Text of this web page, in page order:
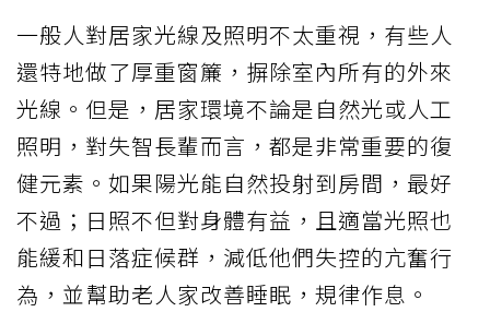
一般人對居家光線及照明不太重視，有些人
還特地做了厚重窗簾，摒除室內所有的外來
光線。但是，居家環境不論是自然光或人工
照明，對失智長輩而言，都是非常重要的復
健元素。如果陽光能自然投射到房間，最好
不過；日照不但對身體有益，且適當光照也
能緩和日落症候群，減低他們失控的亢奮行
為，並幫助老人家改善睡眠，規律作息。